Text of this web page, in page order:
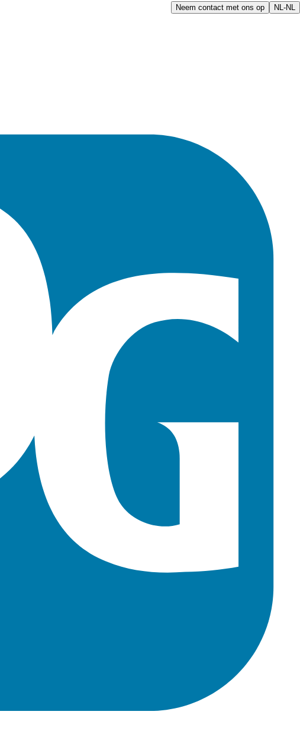
Neem contact met ons op NL-NL